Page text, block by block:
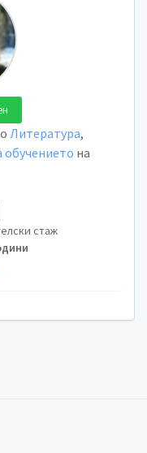
Литература,
обучението на
стаж